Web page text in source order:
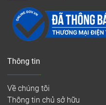
Thông tin
Về chúng tôi
Thông tin chủ sở hữu